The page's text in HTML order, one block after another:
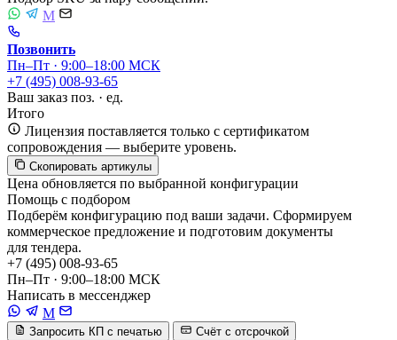
M
Позвонить
Пн–Пт · 9:00–18:00 МСК
+7 (495) 008-93-65
Ваш заказ поз. · ед.
Итого
Лицензия поставляется только с сертификатом
сопровождения — выберите уровень.
Скопировать артикулы
Цена обновляется по выбранной конфигурации
Помощь с подбором
Подберём конфигурацию под ваши задачи. Сформируем
коммерческое предложение и подготовим документы
для тендера.
+7 (495) 008-93-65
Пн–Пт · 9:00–18:00 МСК
Написать в мессенджер
M
Запросить КП с печатью Счёт с отсрочкой